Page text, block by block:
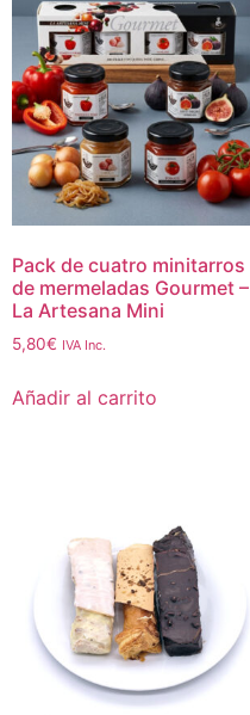
Pack de cuatro minitarros
de mermeladas Gourmet –
La Artesana Mini
5,80€ IVA Inc.
Añadir al carrito